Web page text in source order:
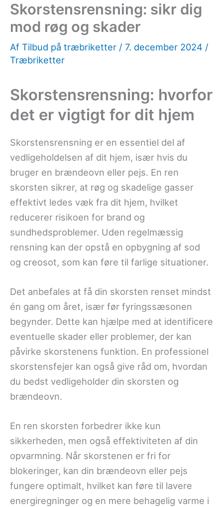
Skorstensrensning: sikr dig
mod røg og skader
Af Tilbud på træbriketter / 7. december 2024 /
Træbriketter
Skorstensrensning: hvorfor
det er vigtigt for dit hjem
Skorstensrensning er en essentiel del af
vedligeholdelsen af dit hjem, især hvis du
bruger en brændeovn eller pejs. En ren
skorsten sikrer, at røg og skadelige gasser
effektivt ledes væk fra dit hjem, hvilket
reducerer risikoen for brand og
sundhedsproblemer. Uden regelmæssig
rensning kan der opstå en opbygning af sod
og creosot, som kan føre til farlige situationer.
Det anbefales at få din skorsten renset mindst
én gang om året, især før fyringssæsonen
begynder. Dette kan hjælpe med at identificere
eventuelle skader eller problemer, der kan
påvirke skorstenens funktion. En professionel
skorstensfejer kan også give råd om, hvordan
du bedst vedligeholder din skorsten og
brændeovn.
En ren skorsten forbedrer ikke kun
sikkerheden, men også effektiviteten af din
opvarmning. Når skorstenen er fri for
blokeringer, kan din brændeovn eller pejs
fungere optimalt, hvilket kan føre til lavere
energiregninger og en mere behagelig varme i